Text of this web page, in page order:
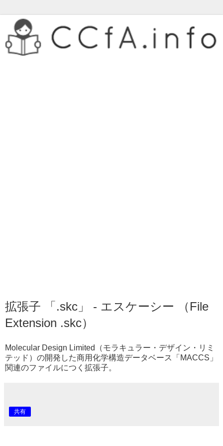
拡張子 「.skc」 - エスケーシー （File
Extension .skc）
Molecular Design Limited（モラキュラー・デザイン・リミ
テッド）の開発した商用化学構造データベース「MACCS」
関連のファイルにつく拡張子。
共有